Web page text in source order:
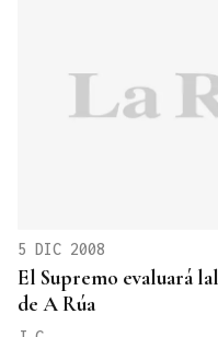
5 DIC 2008
El Supremo evaluará
de A Rúa